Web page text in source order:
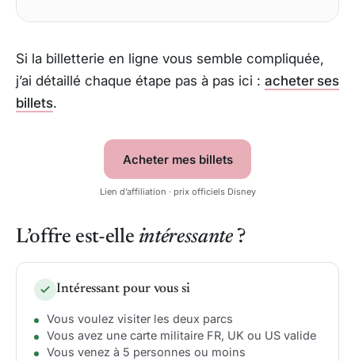
Si la billetterie en ligne vous semble compliquée,
j’ai détaillé chaque étape pas à pas ici : acheter ses
billets.
Acheter mes billets
Lien d’affiliation · prix officiels Disney
L’offre est-elle intéressante?
Intéressant pour vous si
Vous voulez visiter les deux parcs
Vous avez une carte militaire FR, UK ou US valide
Vous venez à 5 personnes ou moins